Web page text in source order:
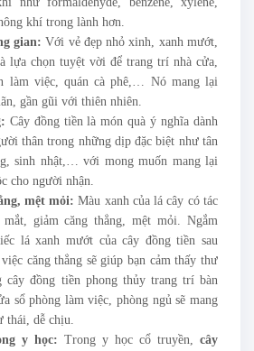
khí trong lành hơn.
gian: Với vẻ đẹp nhỏ xinh, xanh mướt,
lựa chọn tuyệt vời để trang trí nhà cửa,
làm việc, quán cà phê,… Nó mang lại
gần gũi với thiên nhiên.
Cây đồng tiền là món quà ý nghĩa dành
thân trong những dịp đặc biệt như tân
sinh nhật,… với mong muốn mang lại
cho người nhận.
mệt mỏi: Màu xanh của lá cây có tác
giảm căng thẳng, mệt mỏi. Ngắm
lá xanh mướt của cây đồng tiền sau
căng thẳng sẽ giúp bạn cảm thấy thư
cây đồng tiền phong thủy trang trí bàn
sổ phòng làm việc, phòng ngủ sẽ mang
thái, dễ chịu.
y học: Trong y học cổ truyền, cây